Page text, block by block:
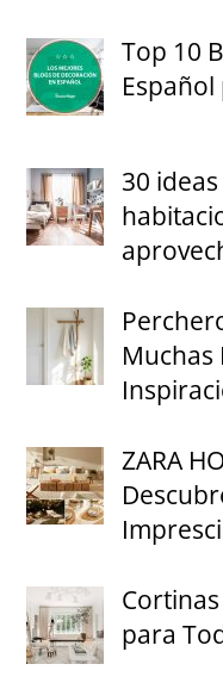
Top 10
30
Muchas
ZARA
para